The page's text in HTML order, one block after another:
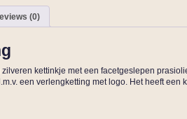
(0)
kettinkje met een facetgeslepen
een verlengketting met logo. Het heeft